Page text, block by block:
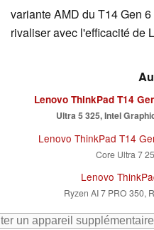
variante AMD du T14 Gen
rivaliser avec l'efficacité de
Lenovo ThinkPad T14
Ultra 5 325, Intel
Lenovo ThinkPad T14
Core Ultra 7
Lenovo
Ryzen AI 7 PRO 350,